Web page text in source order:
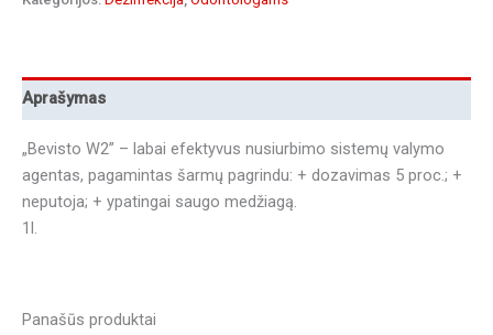
Aprašymas
„Bevisto W2” – labai efektyvus nusiurbimo sistemų valymo
agentas, pagamintas šarmų pagrindu: + dozavimas 5 proc.; +
neputoja; + ypatingai saugo medžiagą.
1l.
Panašūs produktai